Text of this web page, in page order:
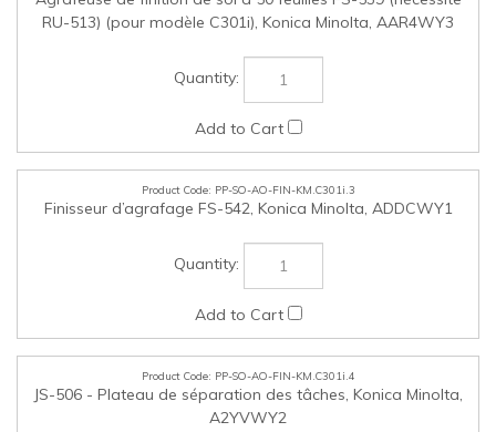
PP-SO-AO-FIN-KM.C301i.4
JS-506 - Plateau de séparation des tâches, Konica Minolta,
A2YVWY2
Unité de relai RU-513, Konica Minolta, A87JWY5